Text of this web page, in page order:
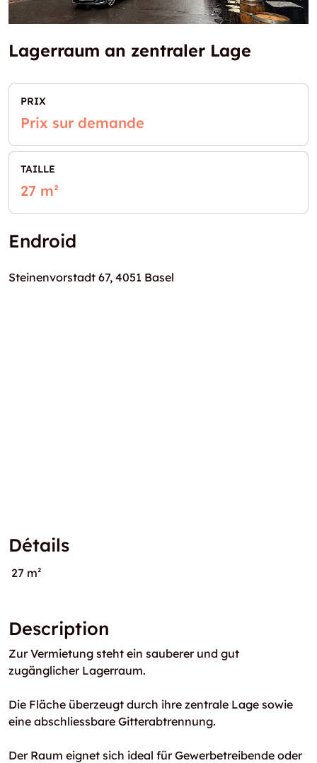
Lagerraum an zentraler Lage
PRIX
Prix sur demande
TAILLE
27 m²
Endroid
Steinenvorstadt 67, 4051 Basel
Détails
27 m²
Description
Zur Vermietung steht ein sauberer und gut
zugänglicher Lagerraum.
Die Fläche überzeugt durch ihre zentrale Lage sowie
eine abschliessbare Gitterabtrennung.
Der Raum eignet sich ideal für Gewerbetreibende oder